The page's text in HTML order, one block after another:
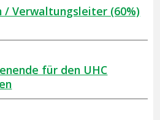
Verwaltungsleiter (60%)
für den UHC